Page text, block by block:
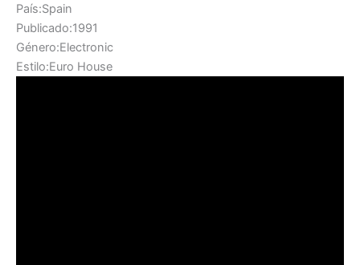
País:Spain
Publicado:1991
Género:Electronic
Estilo:Euro House